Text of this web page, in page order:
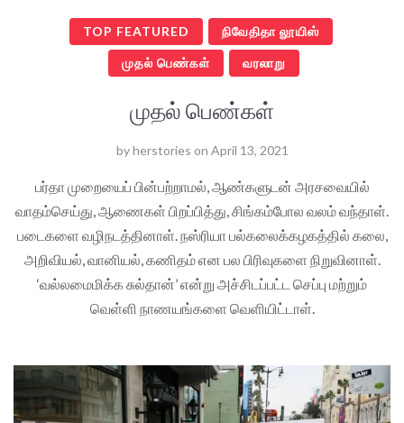
TOP FEATURED நிவேதிதா லூயிஸ்
முதல் பெண்கள் வரலாறு
முதல் பெண்கள்
byherstories on April 13, 2021
பர்தா முறையைப் பின்பற்றாமல், ஆண்களுடன் அரசவையில்
வாதம்செய்து, ஆணைகள் பிறப்பித்து, சிங்கம்போல வலம் வந்தாள்.
படைகளை வழிநடத்தினாள். நஸ்ரியா பல்கலைக்கழகத்தில் கலை,
அறிவியல், வானியல், கணிதம் என பல பிரிவுகளை நிறுவினாள்.
‘வல்லமைமிக்க சுல்தான்’ என்று அச்சிடப்பட்ட செப்பு மற்றும்
வெள்ளி நாணயங்களை வெளியிட்டாள்.